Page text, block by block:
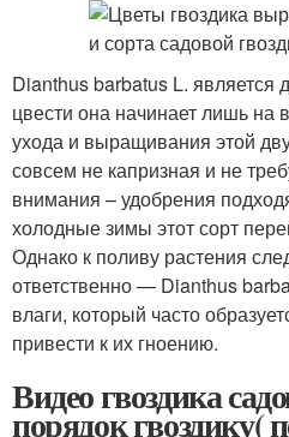
Dianthus barbatus L. является
цвести она начинает лишь на
ухода и выращивания этой
совсем не капризная и не
внимания – удобрения
холодные зимы этот сорт
Однако к поливу растения
ответственно — Dianthus
влаги, который часто
привести к их гноению.
Видео гвоздика
порядок гвоздику(